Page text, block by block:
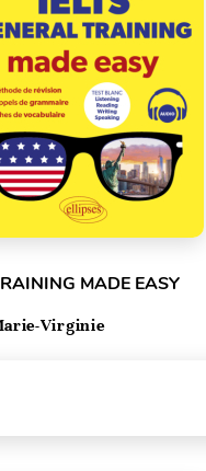
MADE EASY
Virginie